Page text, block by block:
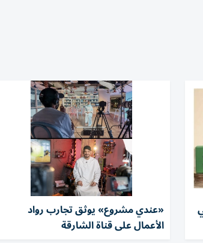
«عندي مشروع» يوثق تجارب رواد
الأعمال على قناة الشارقة